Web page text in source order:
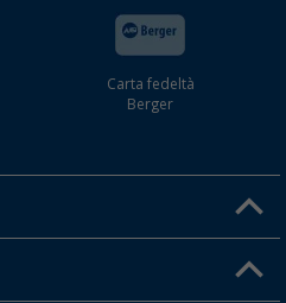
Carta fedeltà
Berger